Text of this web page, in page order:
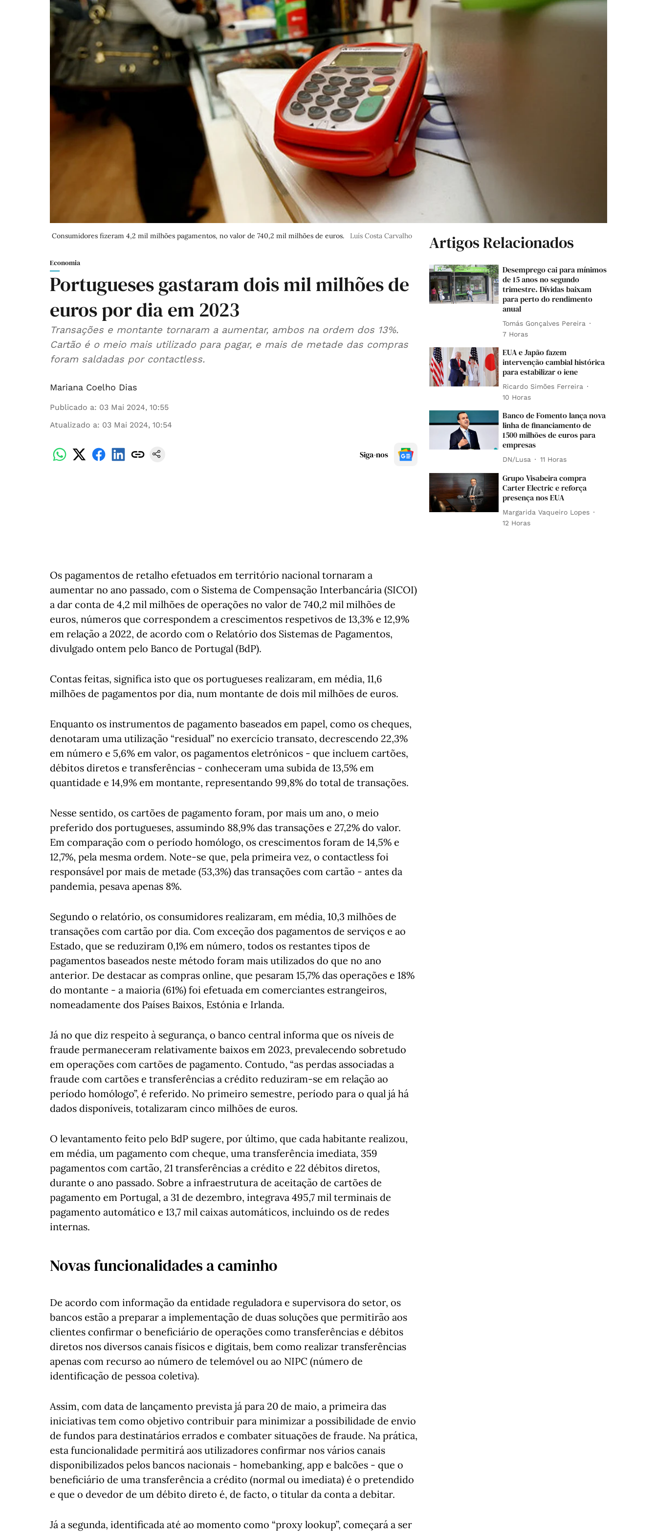
Consumidores fizeram 4,2 mil milhões pagamentos, no valor de 740,2 mil milhões de euros. Luís Costa Carvalho
Economia
Portugueses gastaram dois mil milhões de
euros por dia em 2023
Transações e montante tornaram a aumentar, ambos na ordem dos 13%.
Cartão é o meio mais utilizado para pagar, e mais de metade das compras
foram saldadas por contactless.
Mariana Coelho Dias
Publicado a: 03 Mai 2024, 10:55
Atualizado a: 03 Mai 2024, 10:54
Siga-nos
Os pagamentos de retalho efetuados em território nacional tornaram a
aumentar no ano passado, com o Sistema de Compensação Interbancária (SICOI)
a dar conta de 4,2 mil milhões de operações no valor de 740,2 mil milhões de
euros, números que correspondem a crescimentos respetivos de 13,3% e 12,9%
em relação a 2022, de acordo com o Relatório dos Sistemas de Pagamentos,
divulgado ontem pelo Banco de Portugal (BdP).
Contas feitas, significa isto que os portugueses realizaram, em média, 11,6
milhões de pagamentos por dia, num montante de dois mil milhões de euros.
Enquanto os instrumentos de pagamento baseados em papel, como os cheques,
denotaram uma utilização “residual” no exercício transato, decrescendo 22,3%
em número e 5,6% em valor, os pagamentos eletrónicos - que incluem cartões,
débitos diretos e transferências - conheceram uma subida de 13,5% em
quantidade e 14,9% em montante, representando 99,8% do total de transações.
Nesse sentido, os cartões de pagamento foram, por mais um ano, o meio
preferido dos portugueses, assumindo 88,9% das transações e 27,2% do valor.
Em comparação com o período homólogo, os crescimentos foram de 14,5% e
12,7%, pela mesma ordem. Note-se que, pela primeira vez, o contactless foi
responsável por mais de metade (53,3%) das transações com cartão - antes da
pandemia, pesava apenas 8%.
Segundo o relatório, os consumidores realizaram, em média, 10,3 milhões de
transações com cartão por dia. Com exceção dos pagamentos de serviços e ao
Estado, que se reduziram 0,1% em número, todos os restantes tipos de
pagamentos baseados neste método foram mais utilizados do que no ano
anterior. De destacar as compras online, que pesaram 15,7% das operações e 18%
do montante - a maioria (61%) foi efetuada em comerciantes estrangeiros,
nomeadamente dos Países Baixos, Estónia e Irlanda.
Já no que diz respeito à segurança, o banco central informa que os níveis de
fraude permaneceram relativamente baixos em 2023, prevalecendo sobretudo
em operações com cartões de pagamento. Contudo, “as perdas associadas a
fraude com cartões e transferências a crédito reduziram-se em relação ao
período homólogo”, é referido. No primeiro semestre, período para o qual já há
dados disponíveis, totalizaram cinco milhões de euros.
O levantamento feito pelo BdP sugere, por último, que cada habitante realizou,
em média, um pagamento com cheque, uma transferência imediata, 359
pagamentos com cartão, 21 transferências a crédito e 22 débitos diretos,
durante o ano passado. Sobre a infraestrutura de aceitação de cartões de
pagamento em Portugal, a 31 de dezembro, integrava 495,7 mil terminais de
pagamento automático e 13,7 mil caixas automáticos, incluindo os de redes
internas.
Novas funcionalidades a caminho
De acordo com informação da entidade reguladora e supervisora do setor, os
bancos estão a preparar a implementação de duas soluções que permitirão aos
clientes confirmar o beneficiário de operações como transferências e débitos
diretos nos diversos canais físicos e digitais, bem como realizar transferências
apenas com recurso ao número de telemóvel ou ao NIPC (número de
identificação de pessoa coletiva).
Assim, com data de lançamento prevista já para 20 de maio, a primeira das
iniciativas tem como objetivo contribuir para minimizar a possibilidade de envio
de fundos para destinatários errados e combater situações de fraude. Na prática,
esta funcionalidade permitirá aos utilizadores confirmar nos vários canais
disponibilizados pelos bancos nacionais - homebanking, app e balcões - que o
beneficiário de uma transferência a crédito (normal ou imediata) é o pretendido
e que o devedor de um débito direto é, de facto, o titular da conta a debitar.
Já a segunda, identificada até ao momento como “proxy lookup”, começará a ser
Artigos Relacionados
Desemprego cai para mínimos
de 15 anos no segundo
trimestre. Dívidas baixam
para perto do rendimento
anual
Tomás Gonçalves Pereira
7 Horas
EUA e Japão fazem
intervenção cambial histórica
para estabilizar o iene
Ricardo Simões Ferreira
10 Horas
Banco de Fomento lança nova
linha de financiamento de
1500 milhões de euros para
empresas
DN/Lusa 11 Horas
Grupo Visabeira compra
Carter Electric e reforça
presença nos EUA
Margarida Vaqueiro Lopes
12 Horas